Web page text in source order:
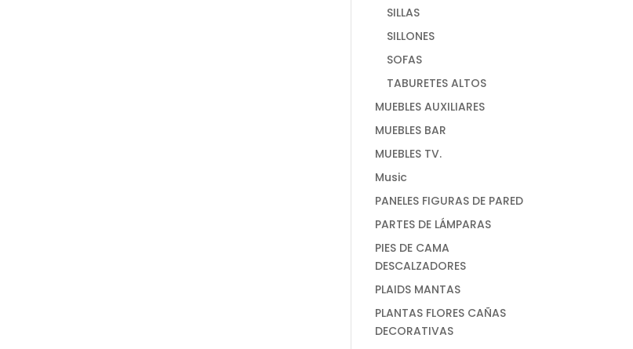
SILLAS
SILLONES
SOFAS
TABURETES ALTOS
MUEBLES AUXILIARES
MUEBLES BAR
MUEBLES TV.
Music
PANELES FIGURAS DE PARED
PARTES DE LÁMPARAS
PIES DE CAMA
DESCALZADORES
PLAIDS MANTAS
PLANTAS FLORES CAÑAS
DECORATIVAS